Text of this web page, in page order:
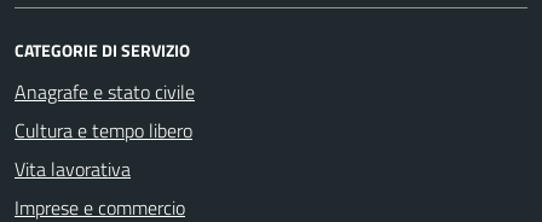
CATEGORIE DI SERVIZIO
Anagrafe e stato civile
Cultura e tempo libero
Vita lavorativa
Imprese e commercio